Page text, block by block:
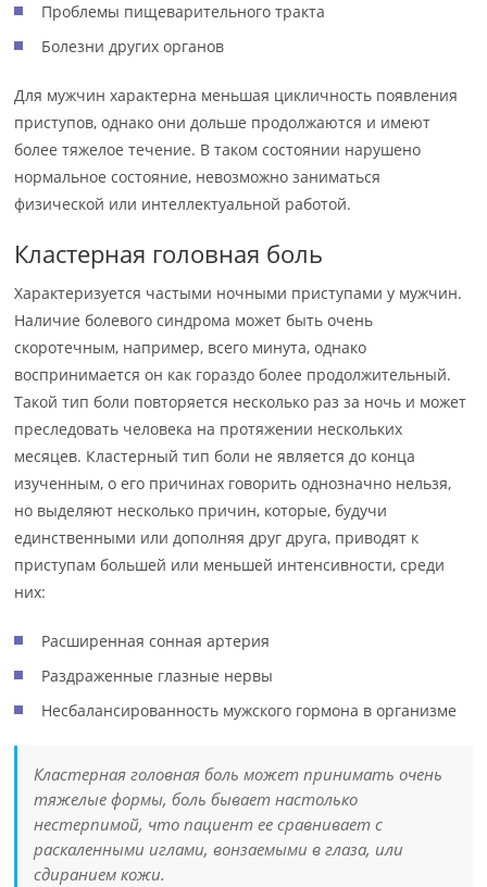
Проблемы пищеварительного тракта
Болезни других органов
Для мужчин характерна меньшая цикличность появления
приступов, однако они дольше продолжаются и имеют
более тяжелое течение. В таком состоянии нарушено
нормальное состояние, невозможно заниматься
физической или интеллектуальной работой.
Кластерная головная боль
Характеризуется частыми ночными приступами у мужчин.
Наличие болевого синдрома может быть очень
скоротечным, например, всего минута, однако
воспринимается он как гораздо более продолжительный.
Такой тип боли повторяется несколько раз за ночь и может
преследовать человека на протяжении нескольких
месяцев. Кластерный тип боли не является до конца
изученным, о его причинах говорить однозначно нельзя,
но выделяют несколько причин, которые, будучи
единственными или дополняя друг друга, приводят к
приступам большей или меньшей интенсивности, среди
них:
Расширенная сонная артерия
Раздраженные глазные нервы
Несбалансированность мужского гормона в организме
Кластерная головная боль может принимать очень
тяжелые формы, боль бывает настолько
нестерпимой, что пациент ее сравнивает с
раскаленными иглами, вонзаемыми в глаза, или
сдиранием кожи.